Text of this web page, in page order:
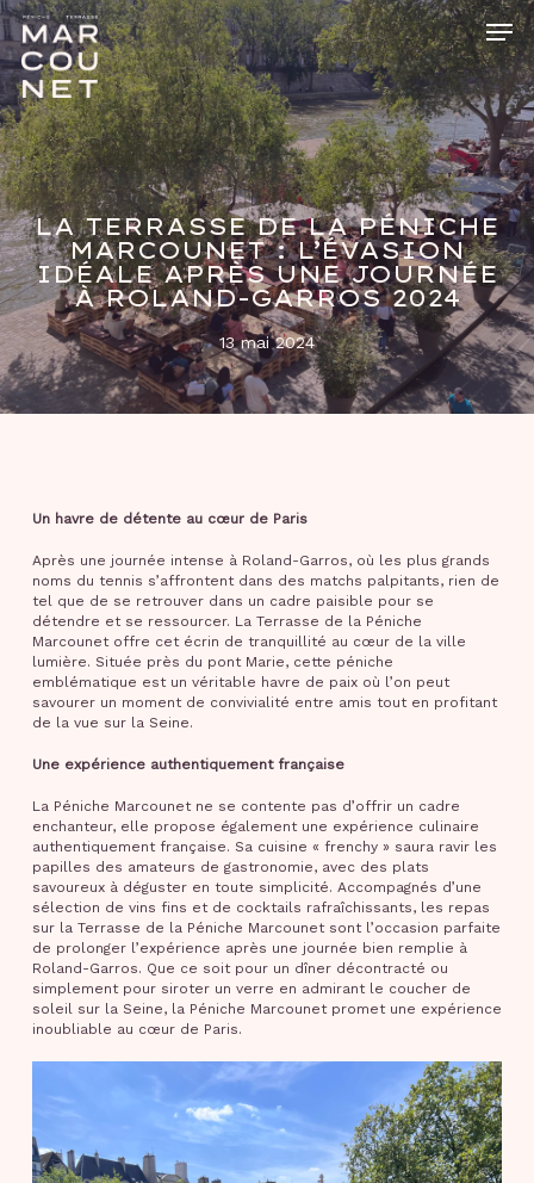
Skip
to
main
content
LA TERRASSE DE LA PÉNICHE
MARCOUNET : L’ÉVASION
IDÉALE APRÈS UNE JOURNÉE
À ROLAND-GARROS 2024
13 mai 2024
Un havre de détente au cœur de Paris
Après une journée intense à Roland-Garros, où les plus grands
noms du tennis s’affrontent dans des matchs palpitants, rien de
tel que de se retrouver dans un cadre paisible pour se
détendre et se ressourcer. La Terrasse de la Péniche
Marcounet offre cet écrin de tranquillité au cœur de la ville
lumière. Située près du pont Marie, cette péniche
emblématique est un véritable havre de paix où l’on peut
savourer un moment de convivialité entre amis tout en profitant
de la vue sur la Seine.
Une expérience authentiquement française
La Péniche Marcounet ne se contente pas d’offrir un cadre
enchanteur, elle propose également une expérience culinaire
authentiquement française. Sa cuisine « frenchy » saura ravir les
papilles des amateurs de gastronomie, avec des plats
savoureux à déguster en toute simplicité. Accompagnés d’une
sélection de vins fins et de cocktails rafraîchissants, les repas
sur la Terrasse de la Péniche Marcounet sont l’occasion parfaite
de prolonger l’expérience après une journée bien remplie à
Roland-Garros. Que ce soit pour un dîner décontracté ou
simplement pour siroter un verre en admirant le coucher de
soleil sur la Seine, la Péniche Marcounet promet une expérience
inoubliable au cœur de Paris.
Close
Menu